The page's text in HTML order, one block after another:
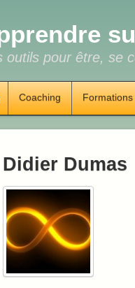
outils pour être, se
Coaching Formations
Didier Dumas